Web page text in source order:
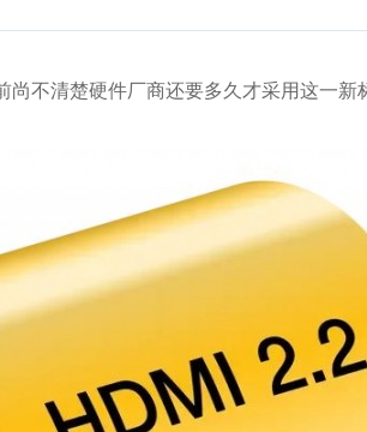
不清楚硬件厂商还要多久才采用这一